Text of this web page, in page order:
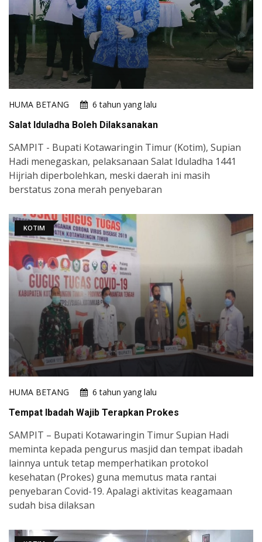
HUMA BETANG
6 tahun yang lalu
Salat Iduladha Boleh Dilaksanakan
SAMPIT - Bupati Kotawaringin Timur (Kotim), Supian
Hadi menegaskan, pelaksanaan Salat Iduladha 1441
Hijriah diperbolehkan, meski daerah ini masih
berstatus zona merah penyebaran
KOTIM
HUMA BETANG
6 tahun yang lalu
Tempat Ibadah Wajib Terapkan Prokes
SAMPIT – Bupati Kotawaringin Timur Supian Hadi
meminta kepada pengurus masjid dan tempat ibadah
lainnya untuk tetap memperhatikan protokol
kesehatan (Prokes) guna memutus mata rantai
penyebaran Covid-19. Apalagi aktivitas keagamaan
sudah bisa dilaksan